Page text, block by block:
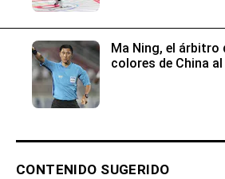
Ma Ning, el árbitro
colores de China
CONTENIDO SUGERIDO